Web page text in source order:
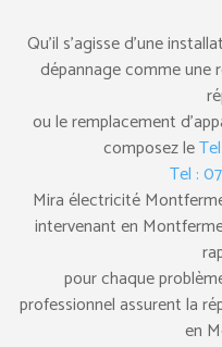
Qu’il s’agisse d’une
dépannage comme une
ou le remplacement
composez le
Tel :
Mira électricité
intervenant en
pour chaque
professionnel assurent la
en